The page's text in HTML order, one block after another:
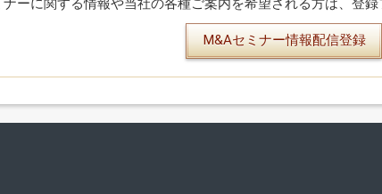
ナーに関する情報や当社の各種ご案内を希望される方は、登
M&Aセミナー情報配信登録